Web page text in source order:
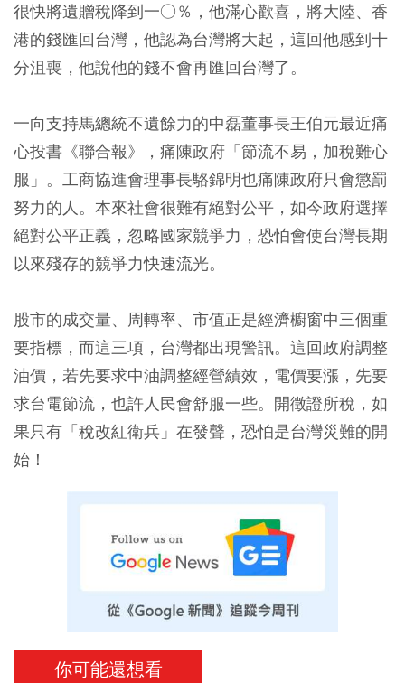
很快將遺贈稅降到一○％，他滿心歡喜，將大陸、香
港的錢匯回台灣，他認為台灣將大起，這回他感到十
分沮喪，他說他的錢不會再匯回台灣了。
一向支持馬總統不遺餘力的中磊董事長王伯元最近痛
心投書《聯合報》，痛陳政府「節流不易，加稅難心
服」。工商協進會理事長駱錦明也痛陳政府只會懲罰
努力的人。本來社會很難有絕對公平，如今政府選擇
絕對公平正義，忽略國家競爭力，恐怕會使台灣長期
以來殘存的競爭力快速流光。
股市的成交量、周轉率、市值正是經濟櫥窗中三個重
要指標，而這三項，台灣都出現警訊。這回政府調整
油價，若先要求中油調整經營績效，電價要漲，先要
求台電節流，也許人民會舒服一些。開徵證所稅，如
果只有「稅改紅衛兵」在發聲，恐怕是台灣災難的開
始！
你可能還想看